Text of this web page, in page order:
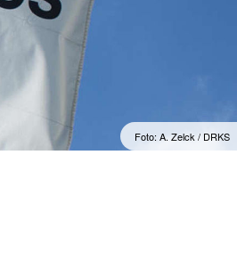
erwachsene Zuwanderer
Gesonderte Beratung und
Betreuung
Suchdienst
Foto: A. Zelck / DRKS